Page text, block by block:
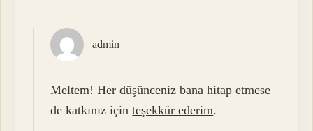
admin
Meltem! Her düşünceniz bana hitap etmese
de katkınız içinteşekkür ederim.